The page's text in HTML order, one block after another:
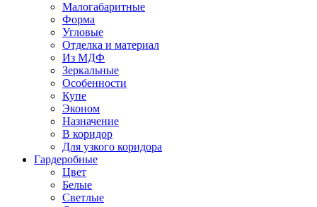
Малогабаритные
Форма
Угловые
Отделка и материал
Из МДФ
Зеркальные
Особенности
Купе
Эконом
Назначение
В коридор
Для узкого коридора
Гардеробные
Цвет
Белые
Светлые